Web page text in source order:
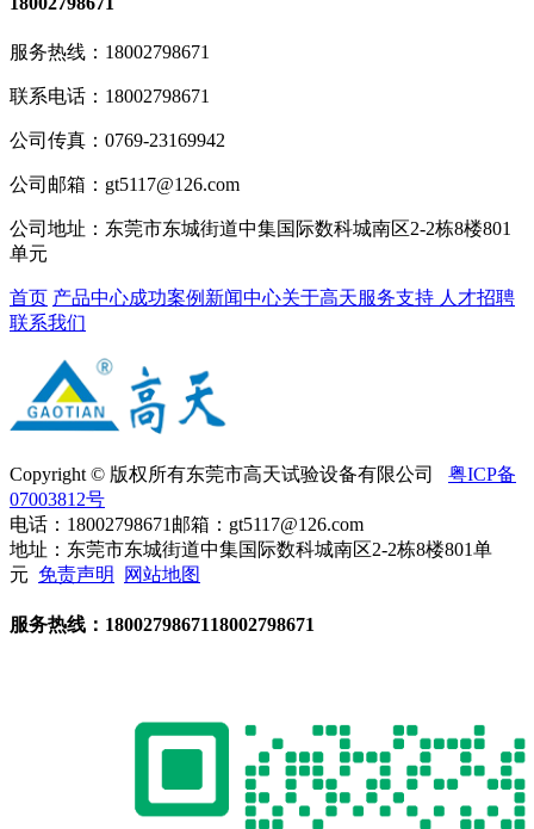
服务热线： 18002798671
联系电话： 18002798671
公司传真： 0769-23169942
公司邮箱： gt5117@126.com
公司地址： 东莞市东城街道中集国际数科城南区2-2栋8楼801
单元
首页 产品中心成功案例 新闻中心关于高天服务支持 人才招聘
联系我们
Copyright © 版权所有东莞市高天试验设备有限公司 粤ICP备
07003812号
电话：18002798671 邮箱：gt5117@126.com
地址：东莞市东城街道中集国际数科城南区2-2栋8楼801单
元 免责声明 网站地图
服务热线： 1800279867118002798671